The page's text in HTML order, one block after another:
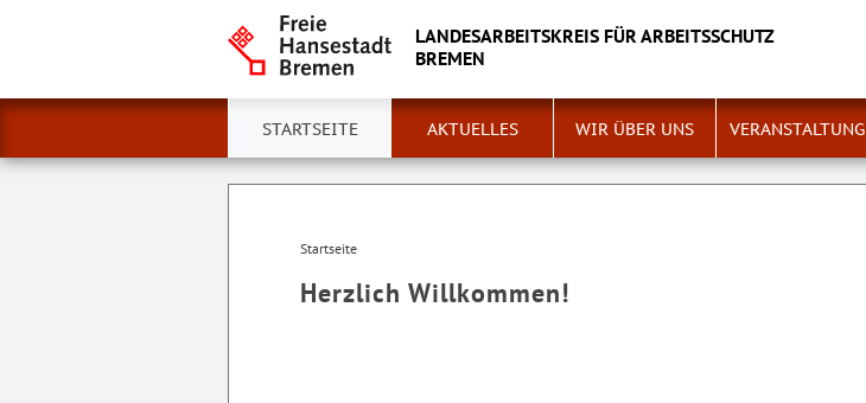
LANDESARBEITSKREIS FÜR ARBEITSSCHUTZ
BREMEN
STARTSEITE AKTUELLES WIR ÜBER UNS VERANSTALTUNG
Startseite
Herzlich Willkommen!